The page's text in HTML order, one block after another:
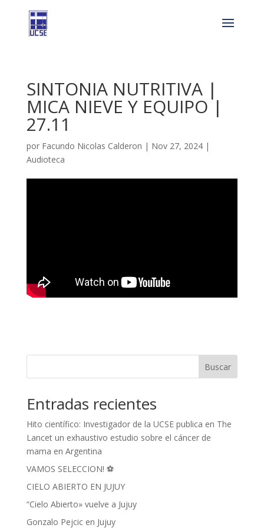
SINTONIA NUTRITIVA |
MICA NIEVE Y EQUIPO |
27.11
por Facundo Nicolas Calderon | Nov 27, 2024|
Audioteca
Buscar
Entradas recientes
Hito científico: Investigador de la UCSE publica en The
Lancet un exhaustivo estudio sobre el cáncer de
mama en Argentina
VAMOS SELECCION! ⚽
CIELO ABIERTO EN JUJUY
“Cielo Abierto» vuelve a Jujuy
Gonzalo Pejcic en Jujuy